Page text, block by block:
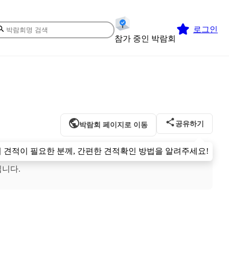
참가 중인 박람회
로그인
박람회 페이지로 이동 공유하기
견적이 필요한 분께, 간편한 견적확인 방법을 알려주세요!
다.